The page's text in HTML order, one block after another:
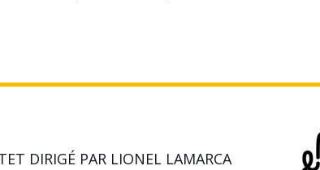
DIRIGÉ PAR LIONEL LAMARCA